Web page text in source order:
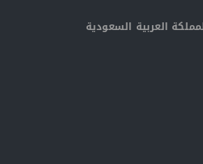
العربية السعودية